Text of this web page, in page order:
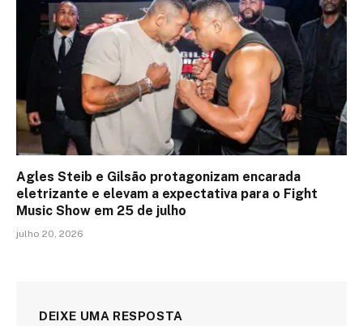
Agles Steib e Gilsão protagonizam encarada
eletrizante e elevam a expectativa para o Fight
Music Show em 25 de julho
julho 20, 2026
DEIXE UMA RESPOSTA